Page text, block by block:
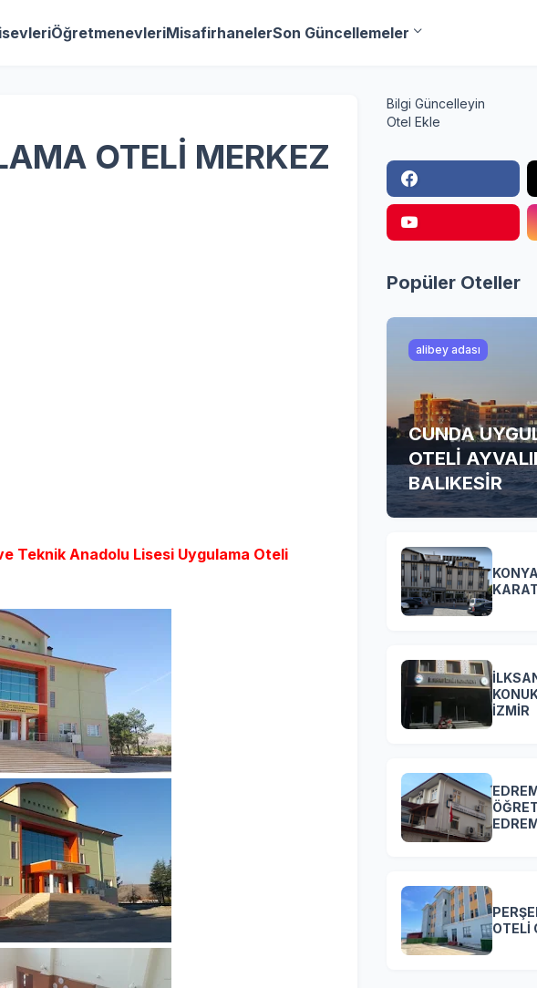
ÖğretmenevleriMisafirhanelerSon Güncellemeler
OTELİ MERKEZ
Teknik Anadolu Lisesi Uygulama Oteli
Bilgi Güncelleyin
Otel Ekle
Popüler Oteller
alibey adası
CUNDA
OTELİ
BALIKESİR
İZMİR
OTELİ